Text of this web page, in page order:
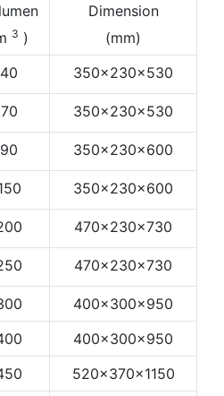
3 )
Dimension
(mm)
40 350×230×530
70 350×230×530
90 350×230×600
350×230×600
470×230×730
470×230×730
400×300×950
400×300×950
520×370×1150